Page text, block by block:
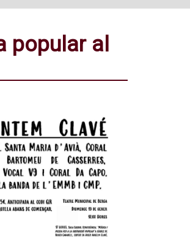
popular al